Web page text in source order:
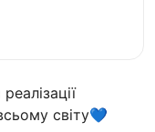
світу💙